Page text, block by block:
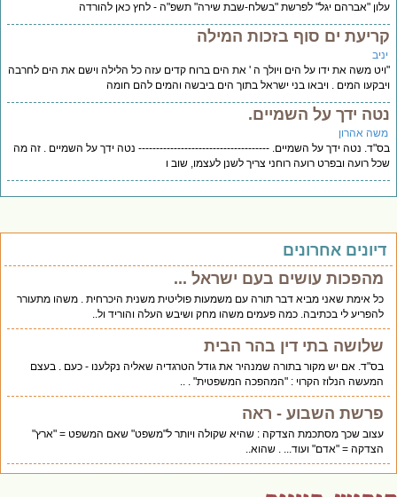
"אברהם יגל" לפרשת "בשלח-שבת שירה" תשפ"ה - לחץ כאן להורדה
ים סוף בזכות המילה
משה את ידו על הים ויולך ה ' את הים ברוח קדים עזה כל הלילה וישם את הים לחרבה
המים . ויבאו בני ישראל בתוך הים ביבשה והמים להם חומה
ידך על השמיים.
אהרון
נטה ידך על השמיים. ------------------------------------- נטה ידך על השמיים . זה מה
רועה ובפרט רועה רוחני צריך לשנן לעצמו, שוב ו
אחרונים
מהפכות עושים בעם ישראל ...
כל אימת שאני מביא דבר תורה עם משמעות פוליטית משנית היכרחית . משהו מתעורר
להפריע לי בכתיבה. כמה פעמים משהו מחק ושיבש העלה והוריד ול..
שלושה בתי דין בהר הבית
בס"ד. אם יש מקור בתורה שמנהיר את גודל הטרגדיה שאליה נקלענו - כעם . בעצם
המעשה הנלוז הקרוי : "המהפכה המשפטית" . ..
פרשת השבוע - ראה
עצוב שכך מסתכמת הצדקה : שהיא שקולה ויותר ל"משפט" שאם המשפט = "ארץ"
הצדקה = "אדם" ועוד... . שהוא..